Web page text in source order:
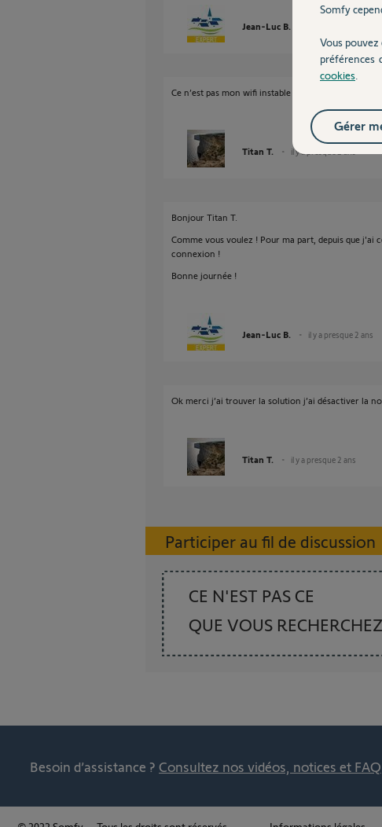
Jean-Luc B.
Ce n’est pas mon wifi instable mais plus la tahoma
Titan T. il y a presque 2 ans
Bonjour Titan T.
Comme vous voulez ! Pour ma part, depuis que j'ai
connexion !
Bonne journée !
Jean-Luc B. il y a presque 2 ans
Ok merci j’ai trouver la solution j’ai désactiver la
Titan T. il y a presque 2 ans
Participer au fil de discussion
CE N'EST PAS CE
QUE VOUS RECHERCHEZ
Besoin d’assistance ? Consultez nos vidéos, notices et FAQ
Somfy
Vous
préférences
cookies
Gérer